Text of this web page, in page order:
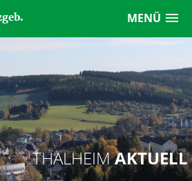
MENÜ
THALHEIMAKTUELL